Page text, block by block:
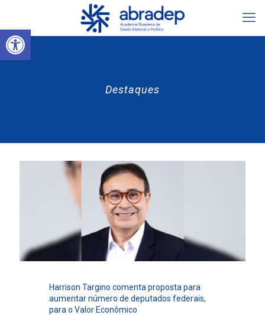
Abrir a barra de ferramentas
Destaques
Harrison Targino comenta proposta para
aumentar número de deputados federais,
para o Valor Econômico